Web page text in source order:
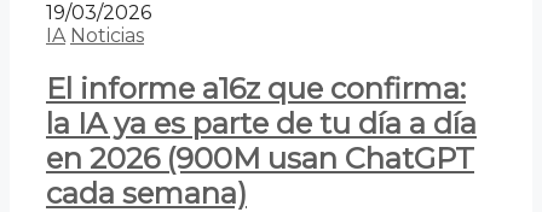
19/03/2026
IA Noticias
El informe a16z que confirma:
la IA ya es parte de tu día a día
en 2026 (900M usan ChatGPT
cada semana)